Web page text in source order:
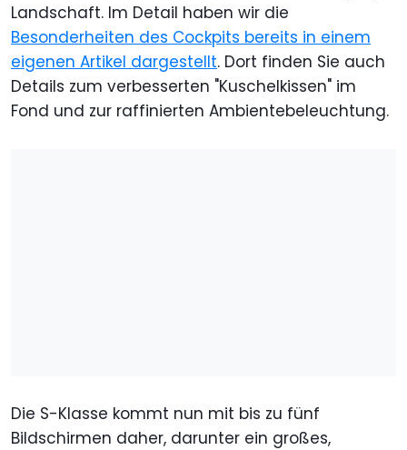
Landschaft. Im Detail haben wir die
Besonderheiten des Cockpits bereits in einem
eigenen Artikel dargestellt. Dort finden Sie auch
Details zum verbesserten "Kuschelkissen" im
Fond und zur raffinierten Ambientebeleuchtung.
Die S-Klasse kommt nun mit bis zu fünf
Bildschirmen daher, darunter ein großes,